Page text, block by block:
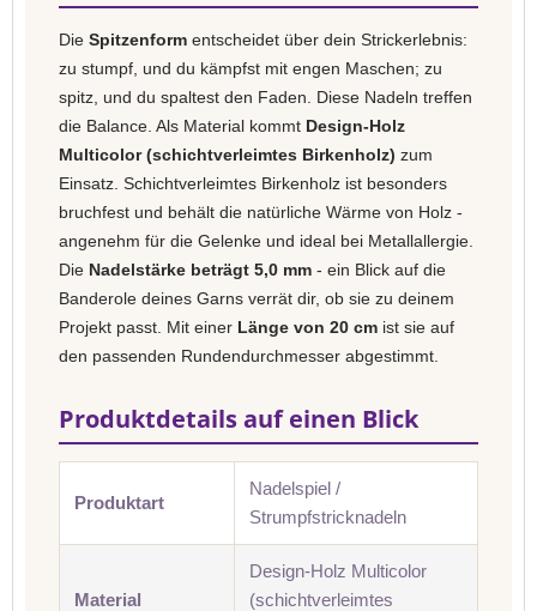
Die Spitzenform entscheidet über dein Strickerlebnis:
zu stumpf, und du kämpfst mit engen Maschen; zu
spitz, und du spaltest den Faden. Diese Nadeln treffen
die Balance. Als Material kommt Design-Holz
Multicolor (schichtverleimtes Birkenholz) zum
Einsatz. Schichtverleimtes Birkenholz ist besonders
bruchfest und behält die natürliche Wärme von Holz -
angenehm für die Gelenke und ideal bei Metallallergie.
Die Nadelstärke beträgt 5,0 mm - ein Blick auf die
Banderole deines Garns verrät dir, ob sie zu deinem
Projekt passt. Mit einer Länge von 20 cm ist sie auf
den passenden Rundendurchmesser abgestimmt.
Produktdetails auf einen Blick
Produktart
Nadelspiel /
Strumpfstricknadeln
Material
Design-Holz Multicolor
(schichtverleimtes